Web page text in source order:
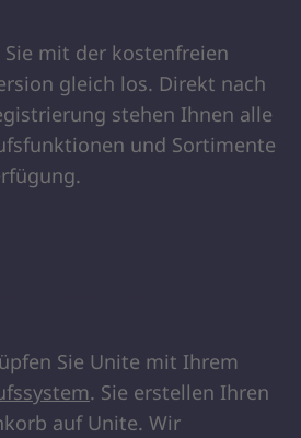
Sie mit der kostenfreien
gleich los. Direkt nach
stehen Ihnen alle
und Sortimente
Sie Unite mit Ihrem
. Sie erstellen Ihren
auf Unite. Wir